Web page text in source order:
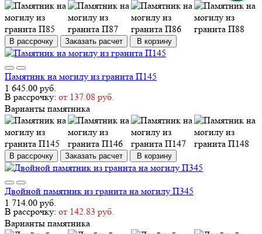
В рассрочку Заказать расчет В корзину
Памятник на могилу из гранита П145
1 645.00 руб.
В рассрочку: от 137.08 руб.
Варианты памятника
В рассрочку Заказать расчет В корзину
Двойной памятник из гранита на могилу П345
1 714.00 руб.
В рассрочку: от 142.83 руб.
Варианты памятника